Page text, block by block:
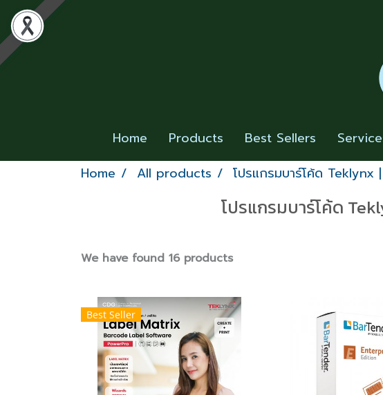
Home Products Best Sellers
Home
All products โปรแกรมบาร์โค้ด
โปรแกรมบาร์โค้ด
We have found 16 products
Best Seller